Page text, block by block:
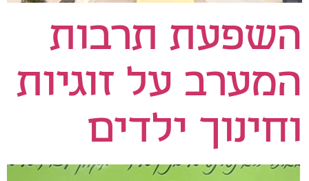
השפעת תרבות
המערב על זוגיות
וחינוך ילדים